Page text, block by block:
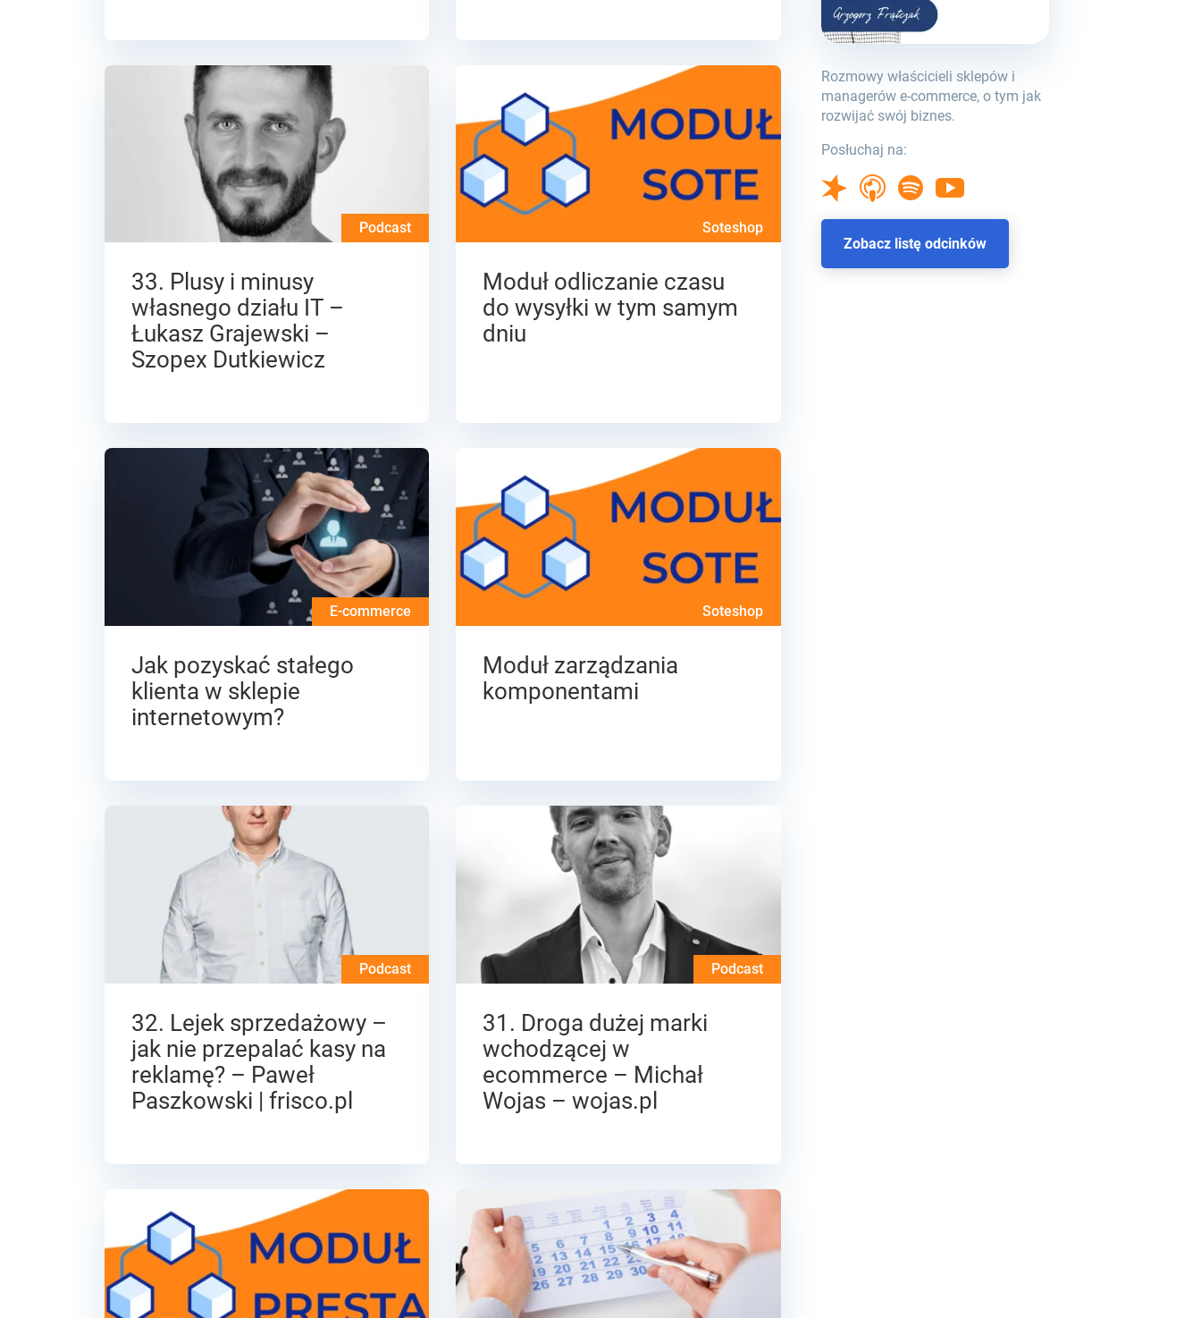
Podcast
33. Plusy i minusy
własnego działu IT –
Łukasz Grajewski –
Szopex Dutkiewicz
Soteshop
Moduł odliczanie czasu
do wysyłki w tym samym
dniu
E-commerce
Jak pozyskać stałego
klienta w sklepie
internetowym?
Soteshop
Moduł zarządzania
komponentami
Podcast
32. Lejek sprzedażowy –
jak nie przepalać kasy na
reklamę? – Paweł
Paszkowski | frisco.pl
Podcast
31. Droga dużej marki
wchodzącej w
ecommerce – Michał
Wojas – wojas.pl
Rozmowy właścicieli sklepów i
managerów e-commerce, o tym jak
rozwijać swój biznes.
Posłuchaj na:
Zobacz listę odcinków